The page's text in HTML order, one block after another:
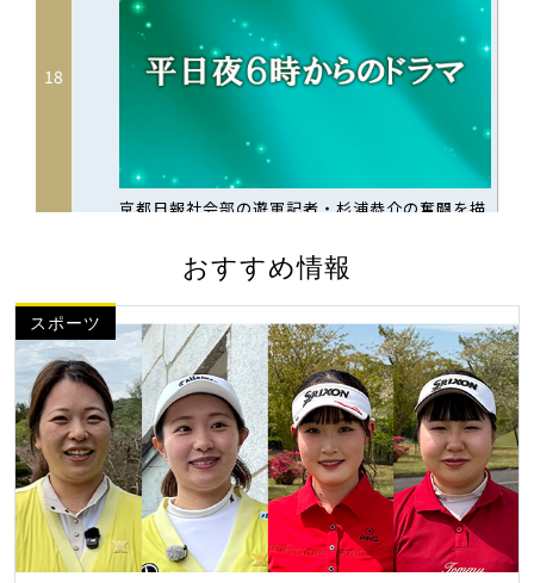
おすすめ情報
スポーツ